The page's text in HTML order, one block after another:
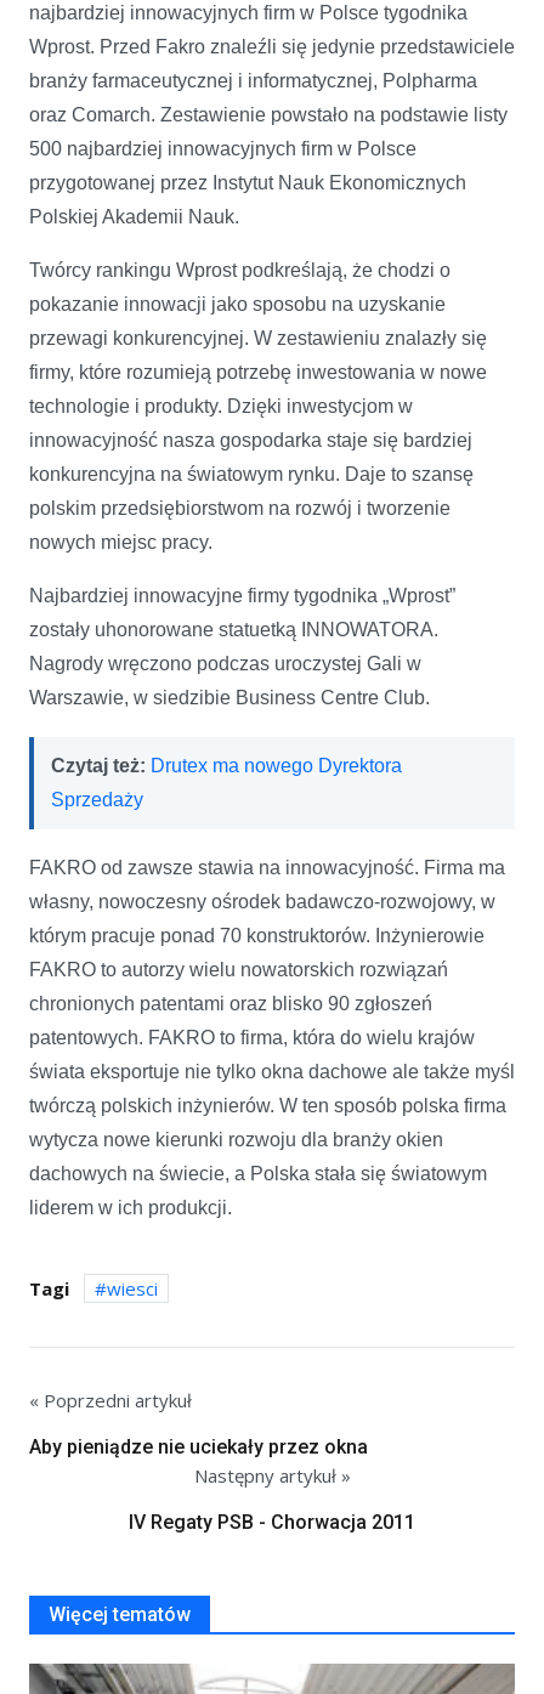
najbardziej innowacyjnych firm w Polsce tygodnika
Wprost. Przed Fakro znaleźli się jedynie przedstawiciele
branży farmaceutycznej i informatycznej, Polpharma
oraz Comarch. Zestawienie powstało na podstawie listy
500 najbardziej innowacyjnych firm w Polsce
przygotowanej przez Instytut Nauk Ekonomicznych
Polskiej Akademii Nauk.
Twórcy rankingu Wprost podkreślają, że chodzi o
pokazanie innowacji jako sposobu na uzyskanie
przewagi konkurencyjnej. W zestawieniu znalazły się
firmy, które rozumieją potrzebę inwestowania w nowe
technologie i produkty. Dzięki inwestycjom w
innowacyjność nasza gospodarka staje się bardziej
konkurencyjna na światowym rynku. Daje to szansę
polskim przedsiębiorstwom na rozwój i tworzenie
nowych miejsc pracy.
Najbardziej innowacyjne firmy tygodnika „Wprost”
zostały uhonorowane statuetką INNOWATORA.
Nagrody wręczono podczas uroczystej Gali w
Warszawie, w siedzibie Business Centre Club.
Czytaj też: Drutex ma nowego Dyrektora
Sprzedaży
FAKRO od zawsze stawia na innowacyjność. Firma ma
własny, nowoczesny ośrodek badawczo-rozwojowy, w
którym pracuje ponad 70 konstruktorów. Inżynierowie
FAKRO to autorzy wielu nowatorskich rozwiązań
chronionych patentami oraz blisko 90 zgłoszeń
patentowych. FAKRO to firma, która do wielu krajów
świata eksportuje nie tylko okna dachowe ale także myśl
twórczą polskich inżynierów. W ten sposób polska firma
wytycza nowe kierunki rozwoju dla branży okien
dachowych na świecie, a Polska stała się światowym
liderem w ich produkcji.
Tagi wiesci
« Poprzedni artykuł
Aby pieniądze nie uciekały przez okna
Następny artykuł »
IV Regaty PSB - Chorwacja 2011
Więcej tematów